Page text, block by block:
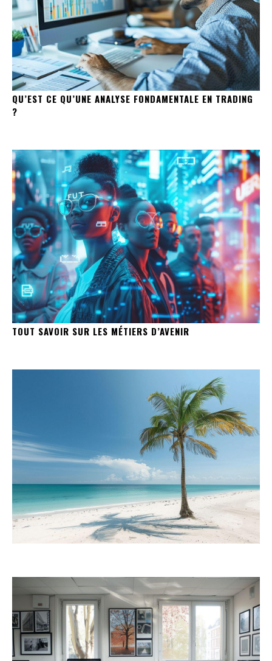
QU’EST CE QU’UNE ANALYSE FONDAMENTALE EN TRADING
?
TOUT SAVOIR SUR LES MÉTIERS D’AVENIR